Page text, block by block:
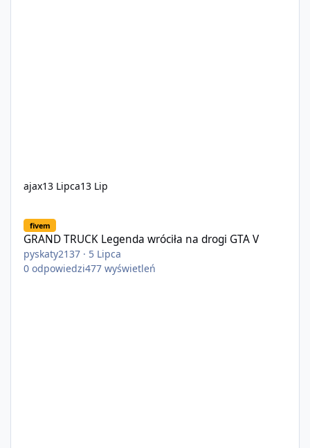
ajax13 Lipca13 Lip
fivem
GRAND TRUCK Legenda wróciła na drogi GTA V
pyskaty2137 · 5 Lipca
0 odpowiedzi477 wyświetleń